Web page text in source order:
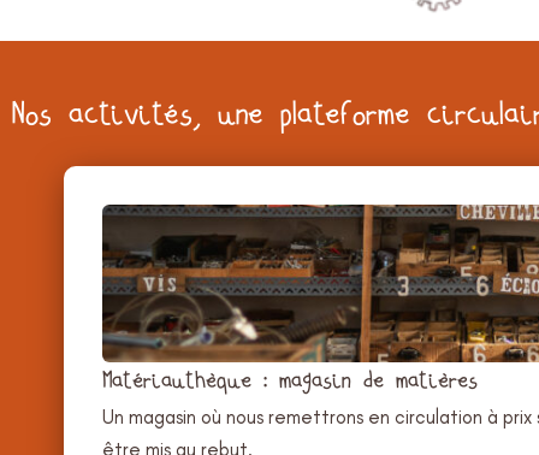
Nos activités, une plateforme
Matériauthèque : magasin de matières
Un magasin où nous remettrons en circulation à
être mis au rebut.